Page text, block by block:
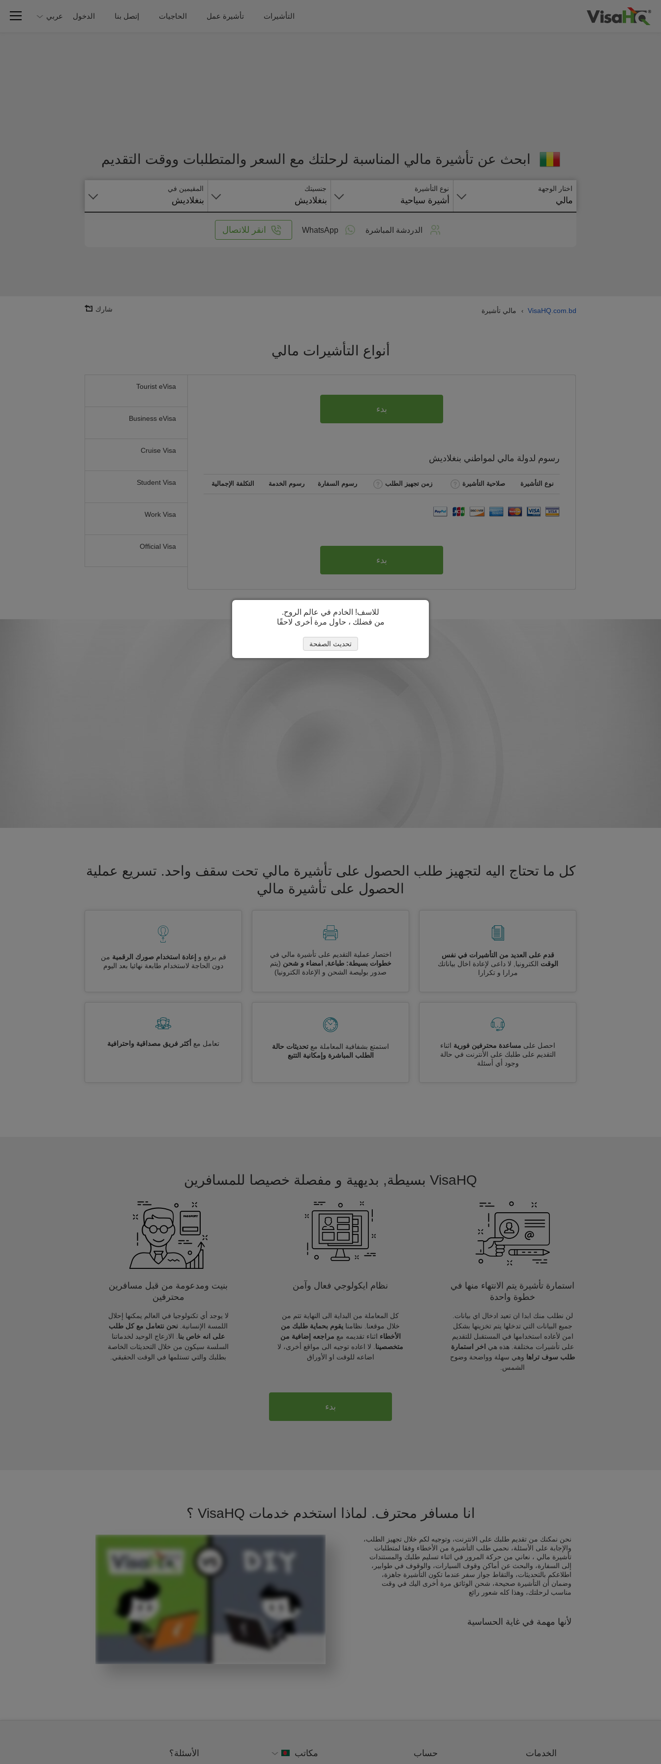
التأشيرات تأشيرة عمل الحاجيات إتصل بنا الدخول عربي
ابحث عن تأشيرة مالي المناسبة لرحلتك مع السعر والمتطلبات ووقت التقديم
اختار الوجهة
مالي
نوع التأشيرة
أشيرة سياحية
جنسيتك
بنغلاديش
المقيمين في
بنغلاديش
الدردشة المباشرة WhatsApp انقر للاتصال
VisaHQ.com.bd
› مالي تأشيرة شارك
أنواع التأشيرات مالي
Tourist eVisa
Business eVisa
Cruise Visa
Student Visa
Work Visa
Official Visa
بدء
رسوم لدولة مالي لمواطني بنغلاديش
نوع التأشيرة صلاحية التأشيرة زمن تجهيز الطلب رسوم السفارة رسوم الخدمة التكلفة الإجمالية
بدء
كل ما تحتاج اليه لتجهيز طلب الحصول على تأشيرة مالي تحت سقف واحد. تسريع عملية
الحصول على تأشيرة مالي
قدم على العديد من التأشيرات في نفس
الوقت الكترونيا, لا داعى لإعادة اخال بياناتك
مرارا و تكرارا
اختصار عملية التقديم على تأشيرة مالي في
خطوات بسيطة: طباعة, امضاء و شحن (يتم
صدور بوليصة الشحن و الإعادة الكترونيا)
قم برفع و إعادة استخدام صورك الرقمية من
دون الحاجة لاستخدام طابعة نهائيا بعد اليوم
احصل على مساعدة محترفين فورية اثناء
التقديم على طلبك على الأنترنت في حالة
وجود أي أسئلة
استمتع بشفافية المعاملة مع تحديثات حالة
الطلب المباشرة وإمكانية التتبع
تعامل مع أكثر فريق مصداقية واحترافية
VisaHQ بسيطة, بديهية و مفصلة خصيصا للمسافرين
استمارة تأشيرة يتم الانتهاء منها في
خطوة واحدة
لن نطلب منك ابدا ان تعيد ادخال اي بيانات.
جميع البيانات التي تدخلها يتم تخزينها بشكل
امن لأعاده استخدامها في المستقبل للتقديم
على تأشيرات مختلفة. هذه هي
اخر استمارة
طلب سوف تراها وهي سهلة وواضحة وضوح
الشمس.
نظام ايكولوجي فعال وآمن
كل المعاملة من البداية الى النهاية تتم من
خلال موقعنا. نظامنا يقوم بحماية طلبك من
الأخطاء اثناء تقديمه مع مراجعه إضافية من
متخصصينا . لا اعاده توجيه الى مواقع أخرى، لا
اضاعه للوقت او الأوراق
بنيت ومدعومة من قبل مسافرين
محترفين
لا يوجد أي تكنولوجيا في العالم يمكنها إحلال
اللمسة الإنسانية. نحن نتعامل مع كل طلب
على انه خاص بنا . الازعاج الوحيد لخدماتنا
السلسة سيكون من خلال التحديثات الخاصة
بطلبك والتي تستلمها في الوقت الحقيقي.
بدء
انا مسافر محترف. لماذا استخدم خدمات VisaHQ ؟
نحن نمكنك من تقديم طلبك على الانترنت، وتوجيه لكم خلال تجهيز الطلب،
والإجابة على الأسئلة، نحمي طلب التأشيرة من الأخطاء وفقا لمتطلبات
تأشيرة مالي ، نعاني من حركة المرور في اثناء تسليم طلبك والمستندات
إلى السفارة، والبحث عن أماكن وقوف السيارات، والوقوف في طوابير،
اطلاعكم بالتحديثات، والتقاط جواز سفر عندما تكون التأشيرة جاهزة،
وضمان أن التأشيرة صحيحة، شحن الوثائق مرة أخرى اليك في وقت
مناسب لرحلتك، وهذا كله شعور رائع
لأنها مهمة في غاية الحساسية
للاسف! الخادم في عالم الروح.
من فضلك ، حاول مرة أخرى لاحقًا
تحديث الصفحة
الخدمات حساب مكاتب الأسئلة؟